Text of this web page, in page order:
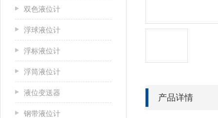
双色液位计
浮球液位计
浮标液位计
浮筒液位计
液位变送器
钢带液位计
产品详情